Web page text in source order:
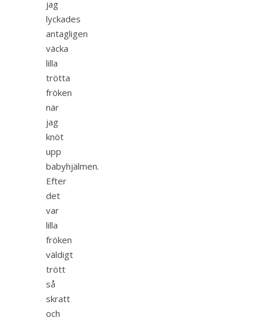
jag
lyckades
antagligen
väcka
lilla
trötta
fröken
när
jag
knöt
upp
babyhjälmen.
Efter
det
var
lilla
fröken
väldigt
trött
så
skratt
och